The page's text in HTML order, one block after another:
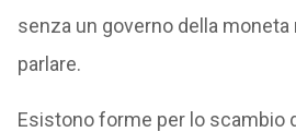
senza un governo della
parlare.
Esistono forme per lo scambio